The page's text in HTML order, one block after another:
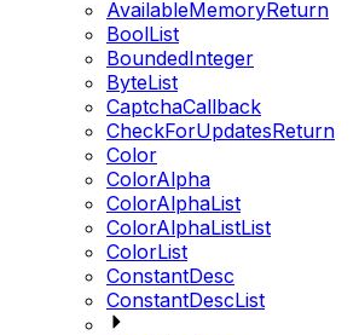
AvailableMemoryReturn
BoolList
BoundedInteger
ByteList
CaptchaCallback
CheckForUpdatesReturn
Color
ColorAlpha
ColorAlphaList
ColorAlphaListList
ColorList
ConstantDesc
ConstantDescList